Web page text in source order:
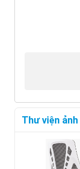
Thư viện ảnh